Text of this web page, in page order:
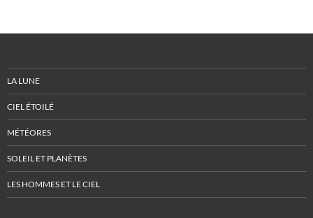
LA LUNE
CIEL ÉTOILÉ
MÉTÉORES
SOLEIL ET PLANÈTES
LES HOMMES ET LE CIEL